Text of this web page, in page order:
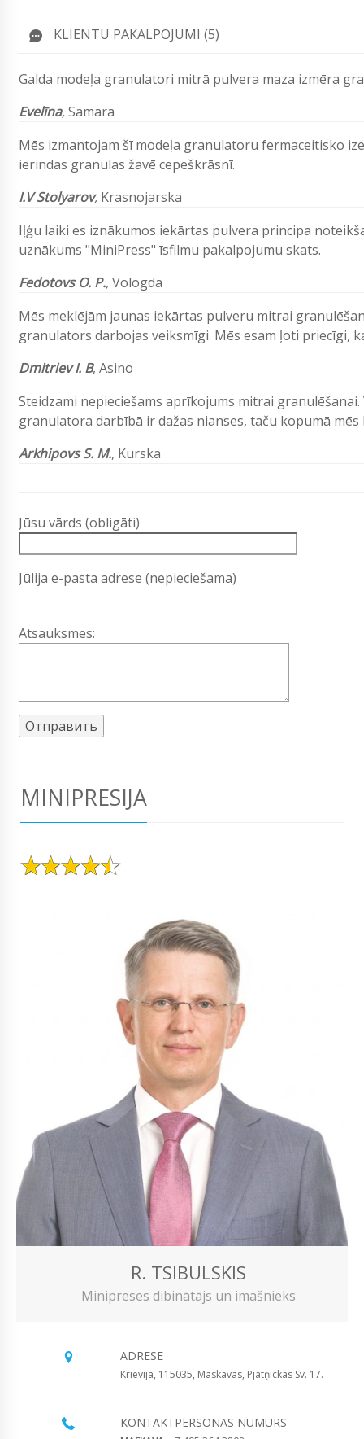
KLIENTU PAKALPOJUMI (5)
Galda modeļa granulatori mitrā pulvera maza izmēra
Evelīna,Samara
Mēs izmantojam šī modeļa granulatoru fermaceitisko
ierindas granulas žavē cepeškrāsnī.
I.V Stolyarov, Krasnojarska
Iļģu laiki es iznākumos iekārtas pulvera principa
uznākums "MiniPress" īsfilmu pakalpojumu skats.
Fedotovs O. P.,Vologda
Mēs meklējām jaunas iekārtas pulveru mitrai
granulators darbojas veiksmīgi. Mēs esam ļoti priecīgi,
Dmitriev I. B, Asino
Steidzami nepieciešams aprīkojums mitrai
granulatora darbībā ir dažas nianses, taču kopumā
Arkhipovs S. M., Kurska
Jūsu vārds (obligāti)
Jūlija e-pasta adrese (nepieciešama)
Atsauksmes:
MINIPRESIJA
R. TSIBULSKIS
Minipreses dibinātājs un imašnieks
ADRESE
Krievija, 115035, Maskavas, Pjatņickas Sv. 17.
KONTAKTPERSONAS NUMURS